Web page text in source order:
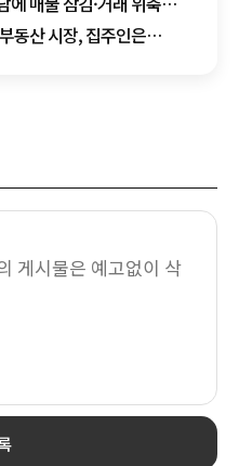
동산 시장, 집주인은